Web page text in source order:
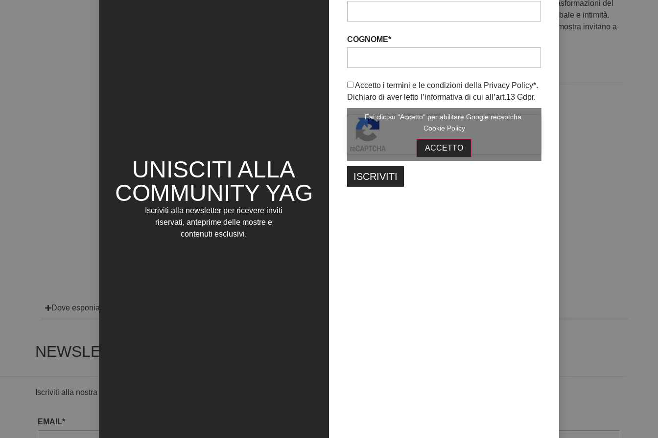
, offrendo un percorso visivo e concettuale che esplora le tensioni e le trasformazioni del
presente: il rapporto tra individuo e società, identità e cambiamento, dimensione globale e intimità.
Attraverso approcci espressivi diversi ma profondamente interconnessi, le opere in mostra invitano a
una riflessione emotiva e psichica sul nostro tempo.
Via Caravaggio, 125 - 65125 Pescara
06 Luglio 2025 ore:
dal
06
Luglio 2025
Settembre
INFO:
Tel:
Dove esponiamo
NEWSLETTER
Iscriviti alla nostra Newsletter per ricevere in anteprima le novità della galleria.
EMAIL*
UNISCITI ALLA
COMMUNITY YAG
Iscriviti alla newsletter per ricevere inviti
riservati, anteprime delle mostre e
contenuti esclusivi.
COGNOME*
Accetto i termini e le condizioni della Privacy Policy*.
Dichiaro di aver letto l’informativa di cui all’art.13 Gdpr.
Fai clic su "Accetto" per abilitare Google recaptcha
Cookie Policy
ACCETTO